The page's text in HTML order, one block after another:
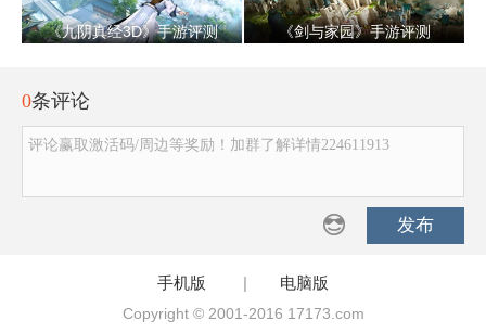
《九阴真经3D》手游评测 《剑与家园》手游评测
0条评论
评论赢取激活码/周边等奖励！加群了解详情224611913
发布
手机版 | 电脑版
Copyright © 2001-2016 17173.com